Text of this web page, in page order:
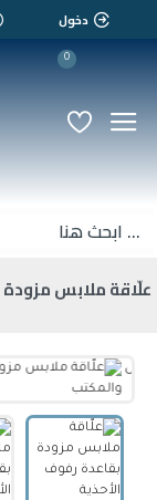
دخول
0
علّاقة ملابس